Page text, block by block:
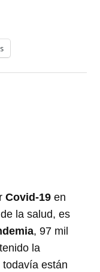
Covid-19 en
la salud, es
, 97 mil
la
están